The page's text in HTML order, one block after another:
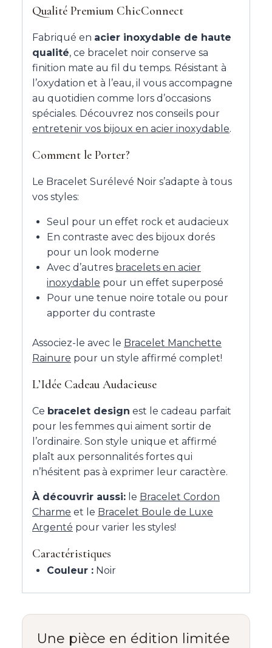
Qualité Premium ChicConnect
Fabriqué en acier inoxydable de haute
qualité, ce bracelet noir conserve sa
finition mate au fil du temps. Résistant à
l’oxydation et à l’eau, il vous accompagne
au quotidien comme lors d’occasions
spéciales. Découvrez nos conseils pour
entretenir vos bijoux en acier inoxydable.
Comment le Porter?
Le Bracelet Surélevé Noir s’adapte à tous
vos styles:
Seul pour un effet rock et audacieux
En contraste avec des bijoux dorés
pour un look moderne
Avec d’autres bracelets en acier
inoxydable pour un effet superposé
Pour une tenue noire totale ou pour
apporter du contraste
Associez-le avec le Bracelet Manchette
Rainure pour un style affirmé complet!
L’Idée Cadeau Audacieuse
Ce bracelet design est le cadeau parfait
pour les femmes qui aiment sortir de
l’ordinaire. Son style unique et affirmé
plaît aux personnalités fortes qui
n’hésitent pas à exprimer leur caractère.
À découvrir aussi: le Bracelet Cordon
Charme et le Bracelet Boule de Luxe
Argenté pour varier les styles!
Caractéristiques
Couleur : Noir
Une pièce en édition limitée